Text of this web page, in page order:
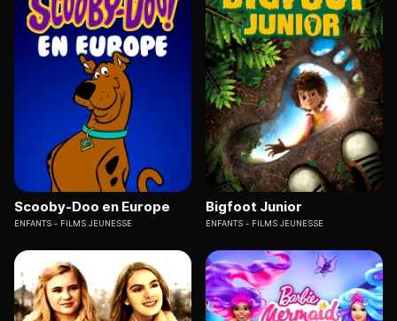
Scooby-Doo en Europe
ENFANTS FILMS JEUNESSE
Bigfoot Junior
ENFANTS FILMS JEUNESSE